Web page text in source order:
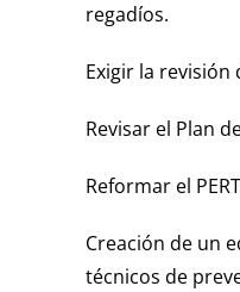
regadíos.
Exigir la
Revisar el Plan
Reformar el
Creación de un
técnicos de